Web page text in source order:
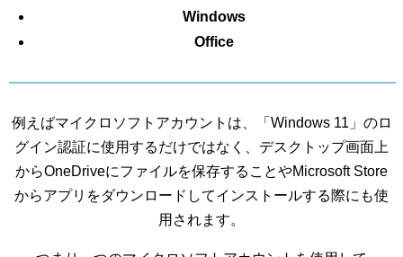
Windows
Office
例えばマイクロソフトアカウントは、「Windows 11」のロ
グイン認証に使用するだけではなく、デスクトップ画面上
からOneDriveにファイルを保存することやMicrosoft Store
からアプリをダウンロードしてインストールする際にも使
用されます。